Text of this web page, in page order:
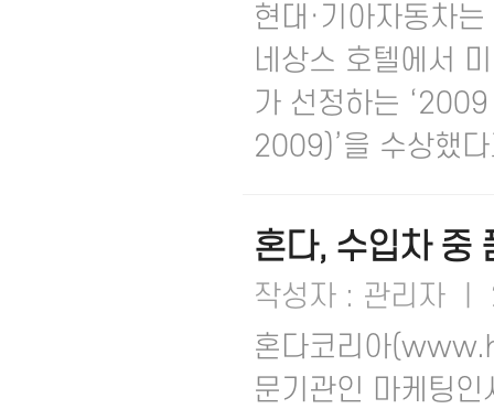
현대·기아자동차
네상스 호텔에서
가 선정하는
2009)’을 수상했
혼다, 수입차 중
작성자 : 관리자
혼다코리아
문기관인 마케팅